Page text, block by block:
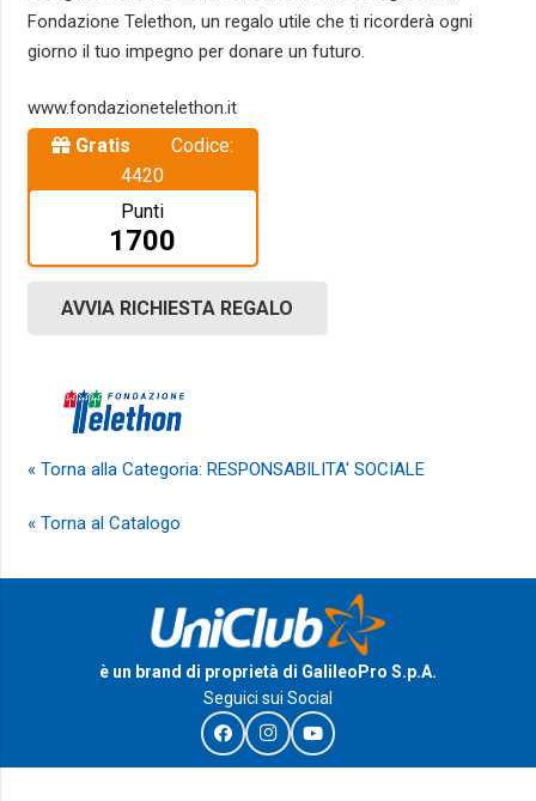
Fondazione Telethon, un regalo utile che ti ricorderà ogni
giorno il tuo impegno per donare un futuro.
www.fondazionetelethon.it
Codice:
4420
Punti
1700
AVVIA RICHIESTA REGALO
« Torna alla Categoria: RESPONSABILITA' SOCIALE
« Torna al Catalogo
è un brand di proprietà di GalileoPro S.p.A.
Seguici sui Social